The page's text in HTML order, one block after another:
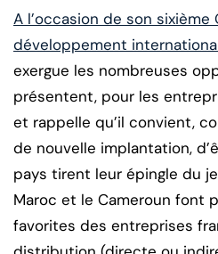
A l’occasion de son
développement
exergue les nombreuses
présentent, pour les
et rappelle qu’il convient,
de nouvelle implantation,
pays tirent leur épingle du
Maroc et le Cameroun font
favorites des entreprises